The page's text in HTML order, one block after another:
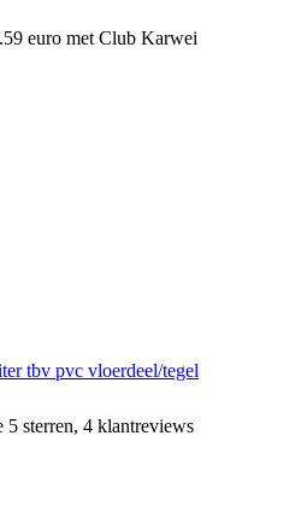
euro met Club Karwei
tbv pvc vloerdeel/tegel
5 sterren, 4 klantreviews